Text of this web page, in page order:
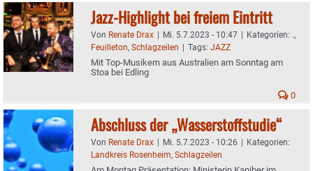
Jazz-Highlight bei freiem Eintritt
Von Renate Drax | Mi. 5.7.2023 - 10:47 | Kategorien: .,
Feuilleton, Schlagzeilen | Tags: JAZZ
Mit Top-Musikern aus Australien am Sonntag am
Stoa bei Edling
0
Abschluss der „Wasserstoffstudie“
Von Renate Drax | Mi. 5.7.2023 - 10:26 | Kategorien:
Landkreis Rosenheim, Schlagzeilen